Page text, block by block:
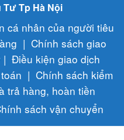
Tp Hà Nội
cá nhân của người tiêu
| Chính sách giao
| Điều kiện giao dịch
| Chính sách kiểm
trả hàng, hoàn tiền
sách vận chuyển